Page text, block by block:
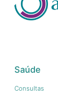
Saúde
Consultas